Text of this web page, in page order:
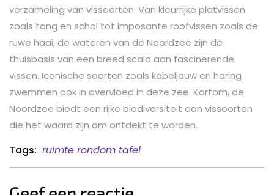
verzameling van vissoorten. Van kleurrijke platvissen
zoals tong en schol tot imposante roofvissen zoals de
ruwe haai, de wateren van de Noordzee zijn de
thuisbasis van een breed scala aan fascinerende
vissen. Iconische soorten zoals kabeljauw en haring
zwemmen ook in overvloed in deze zee. Kortom, de
Noordzee biedt een rijke biodiversiteit aan vissoorten
die het waard zijn om ontdekt te worden.
Tags: ruimte rondom tafel